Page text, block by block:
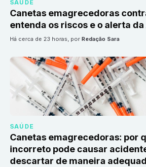
SAÚDE
Canetas emagrecedoras
entenda os riscos e o alerta
há cerca de 23 horas, por Redação Sara
SAÚDE
Canetas emagrecedoras: por
incorreto pode causar
descartar de maneira